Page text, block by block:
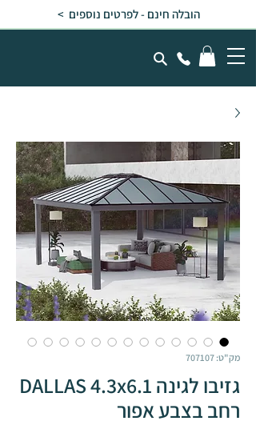
הובלה חינם - לפרטים נוספים >
מק"ט: 707107
גזיבו לגינה DALLAS 4.3x6.1
רחב בצבע אפור